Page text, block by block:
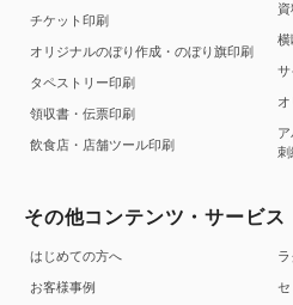
チケット印刷
オリジナルのぼり作成・のぼり旗印刷
タペストリー印刷
領収書・伝票印刷
飲食店・店舗ツール印刷
サ
刺
その他コンテンツ・サービス
はじめての方へ
お客様事例
セ